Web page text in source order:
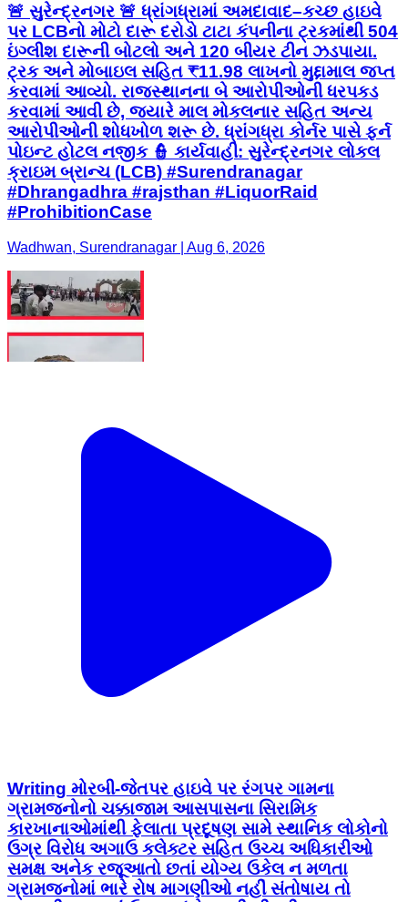
🚨 સુરેન્દ્રનગર 🚨 ધ્રાંગધ્રામાં અમદાવાદ–કચ્છ હાઇવે
પર LCBનો મોટો દારૂ દરોડો ટાટા કંપનીના ટ્રકમાંથી 504
ઇંગ્લીશ દારૂની બોટલો અને 120 બીયર ટીન ઝડપાયા.
ટ્રક અને મોબાઇલ સહિત ₹11.98 લાખનો મુદ્દામાલ જપ્ત
કરવામાં આવ્યો. રાજસ્થાનના બે આરોપીઓની ધરપકડ
કરવામાં આવી છે, જ્યારે માલ મોકલનાર સહિત અન્ય
આરોપીઓની શોધખોળ શરૂ છે. ધ્રાંગધ્રા કોર્નર પાસે ફર્ન
પોઇન્ટ હોટલ નજીક 👮 કાર્યવાહી: સુરેન્દ્રનગર લોકલ
ક્રાઇમ બ્રાન્ચ (LCB) #Surendranagar
#Dhrangadhra #rajsthan #LiquorRaid
#ProhibitionCase
Wadhwan, Surendranagar | Aug 6, 2026
Writing મોરબી-જેતપર હાઇવે પર રંગપર ગામના
ગ્રામજનોનો ચક્કાજામ આસપાસના સિરામિક
કારખાનાઓમાંથી ફેલાતા પ્રદૂષણ સામે સ્થાનિક લોકોનો
ઉગ્ર વિરોધ અગાઉ કલેક્ટર સહિત ઉચ્ચ અધિકારીઓ
સમક્ષ અનેક રજૂઆતો છતાં યોગ્ય ઉકેલ ન મળતા
ગ્રામજનોમાં ભારે રોષ માગણીઓ નહીં સંતોષાય તો